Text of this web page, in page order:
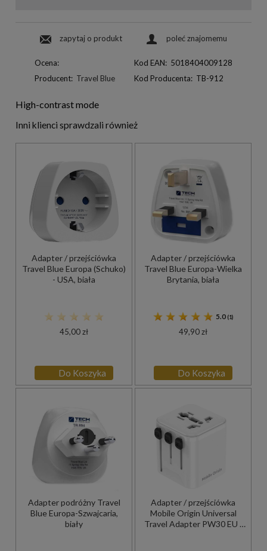
zapytaj o produkt poleć znajomemu
Ocena:
Producent: Travel Blue
Kod EAN: 5018404009128
Kod Producenta: TB-912
High-contrast mode
Inni klienci sprawdzali również
Adapter / przejściówka
Travel Blue Europa (Schuko)
- USA, biała
45,00 zł
Do Koszyka
Adapter / przejściówka
Travel Blue Europa-Wielka
Brytania, biała
5.0 (1)
49,90 zł
Do Koszyka
Adapter podróżny Travel
Blue Europa-Szwajcaria,
biały
Adapter / przejściówka
Mobile Origin Universal
Travel Adapter PW30 EU /